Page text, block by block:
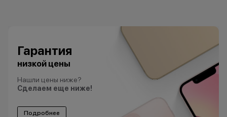
Гарантия
низкой цены
Нашли цены ниже?
Сделаем еще ниже!
Подробнее